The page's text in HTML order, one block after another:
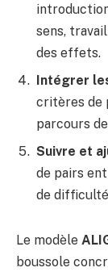
sens,
des effets.
Intégrer
critères de
parcours
Suivre et
de pairs
de
Le modèle
boussole